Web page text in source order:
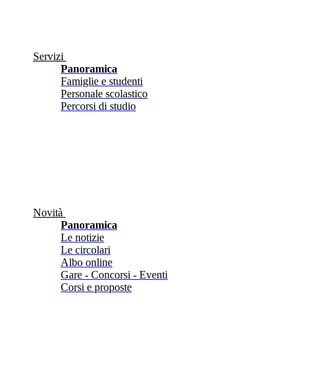
Servizi
Panoramica
Famiglie e studenti
Personale scolastico
Percorsi di studio
Novità
Panoramica
Le notizie
Le circolari
Albo online
Gare - Concorsi - Eventi
Corsi e proposte